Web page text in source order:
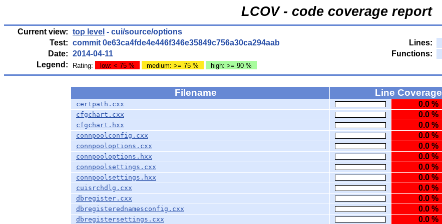
LCOV - code coverage report
Current view: top level - cui/source/options
Test: commit 0e63ca4fde4e446f346e35849c756a30ca294aab Lines:
Date: 2014-04-11 Functions:
Legend:
Rating: low: < 75 % medium: >= 75 % high: >= 90 %
Filename Line Coverage
certpath.cxx 0.0 %
cfgchart.cxx 0.0 %
cfgchart.hxx 0.0 %
connpoolconfig.cxx 0.0 %
connpooloptions.cxx 0.0 %
connpooloptions.hxx 0.0 %
connpoolsettings.cxx 0.0 %
connpoolsettings.hxx 0.0 %
cuisrchdlg.cxx 0.0 %
dbregister.cxx 0.0 %
dbregisterednamesconfig.cxx 0.0 %
dbregistersettings.cxx 0.0 %